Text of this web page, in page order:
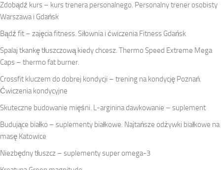
Zdobądź kurs – kurs trenera personalnego. Personalny trener osobisty
Warszawa i Gdańsk
Bądź fit – zajęcia fitness. Siłownia i ćwiczenia Fitness Gdańsk
Spalaj tkankę tłuszczową kiedy chcesz. Thermo Speed Extreme Mega
Caps – thermo fat burner.
Crossfit kluczem do dobrej kondycji – trening na kondycję Poznań.
Ćwiczenia kondycyjne
Skuteczne budowanie mięśni. L-arginina dawkowanie – suplement
Budujące białko – suplementy białkowe. Najtańsze odżywki białkowe na
masę Katowice
Niezbędny tłuszcz – suplementy super omega-3